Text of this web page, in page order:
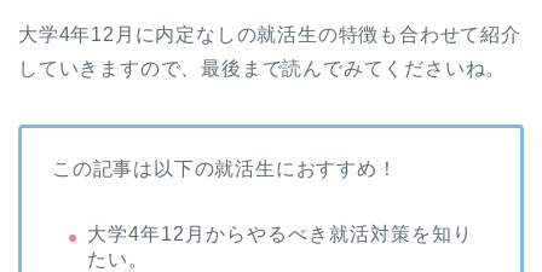
大学4年12月に内定なしの就活生の特徴も合わせて紹介
していきますので、最後まで読んでみてくださいね。
この記事は以下の就活生におすすめ！
大学4年12月からやるべき就活対策を知り
たい。